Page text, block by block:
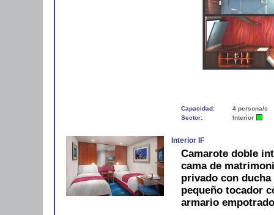
Capacidad:
4 persona/s
Sector:
Interior
Interior IF
Camarote doble
cama de
privado con
pequeño tocador
armario